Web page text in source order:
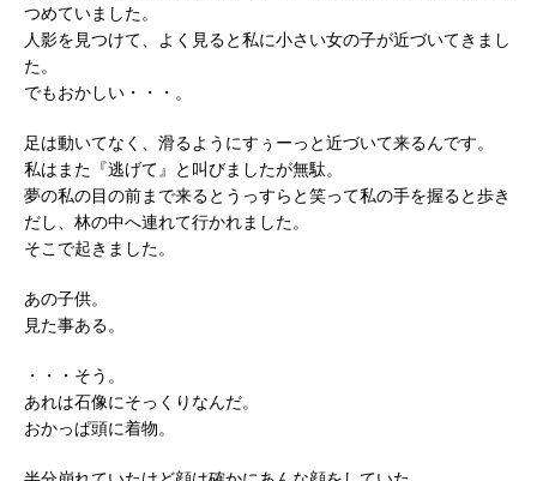
つめていました。
人影を見つけて、よく見ると私に小さい女の子が近づいてきまし
た。
でもおかしい・・・。
足は動いてなく、滑るようにすぅーっと近づいて来るんです。
私はまた『逃げて』と叫びましたが無駄。
夢の私の目の前まで来るとうっすらと笑って私の手を握ると歩き
だし、林の中へ連れて行かれました。
そこで起きました。
あの子供。
見た事ある。
・・・そう。
あれは石像にそっくりなんだ。
おかっぱ頭に着物。